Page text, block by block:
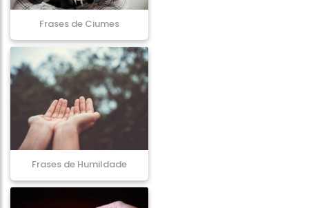
Frases de Ciumes
Frases de Humildade